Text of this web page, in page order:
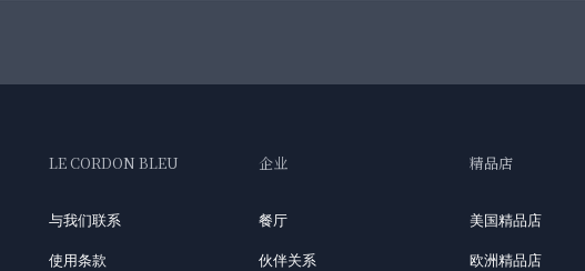
LE CORDON BLEU
与我们联系
使用条款
企业
餐厅
伙伴关系
精品店
美国精品店
欧洲精品店